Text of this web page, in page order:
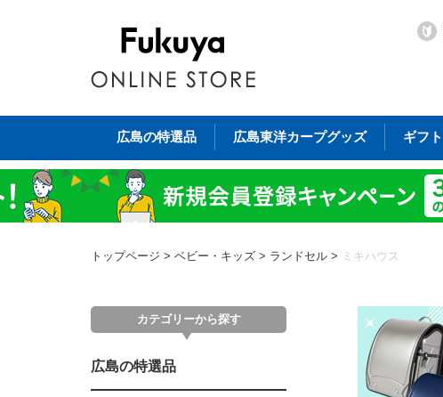
広島の特選品 広島東洋カープグッズ ギフト
トップページ > ベビー・キッズ > ランドセル > ミキハウス
カテゴリーから探す
広島の特選品